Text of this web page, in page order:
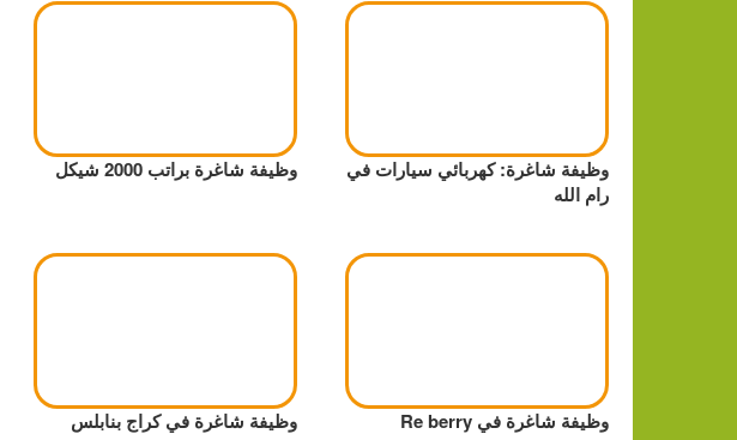
وظيفة شاغرة: كهربائي سيارات في
رام الله
وظيفة شاغرة براتب 2000 شيكل
وظيفة شاغرة في Re berry وظيفة شاغرة في كراج بنابلس